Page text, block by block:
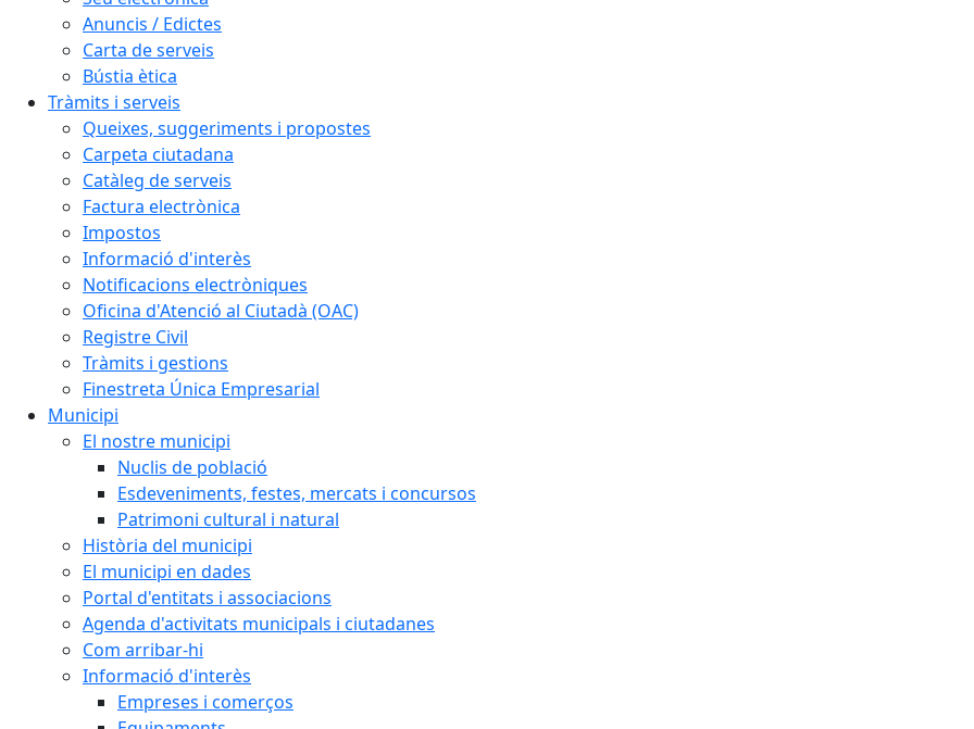
Anuncis / Edictes
Carta de serveis
Bústia ètica
Tràmits i serveis
Queixes, suggeriments i propostes
Carpeta ciutadana
Catàleg de serveis
Factura electrònica
Impostos
Informació d'interès
Notificacions electròniques
Oficina d'Atenció al Ciutadà (OAC)
Registre Civil
Tràmits i gestions
Finestreta Única Empresarial
Municipi
El nostre municipi
Nuclis de població
Esdeveniments, festes, mercats i concursos
Patrimoni cultural i natural
Història del municipi
El municipi en dades
Portal d'entitats i associacions
Agenda d'activitats municipals i ciutadanes
Com arribar-hi
Informació d'interès
Empreses i comerços